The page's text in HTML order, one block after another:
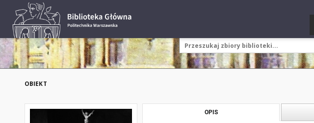
OBIEKT
OPIS